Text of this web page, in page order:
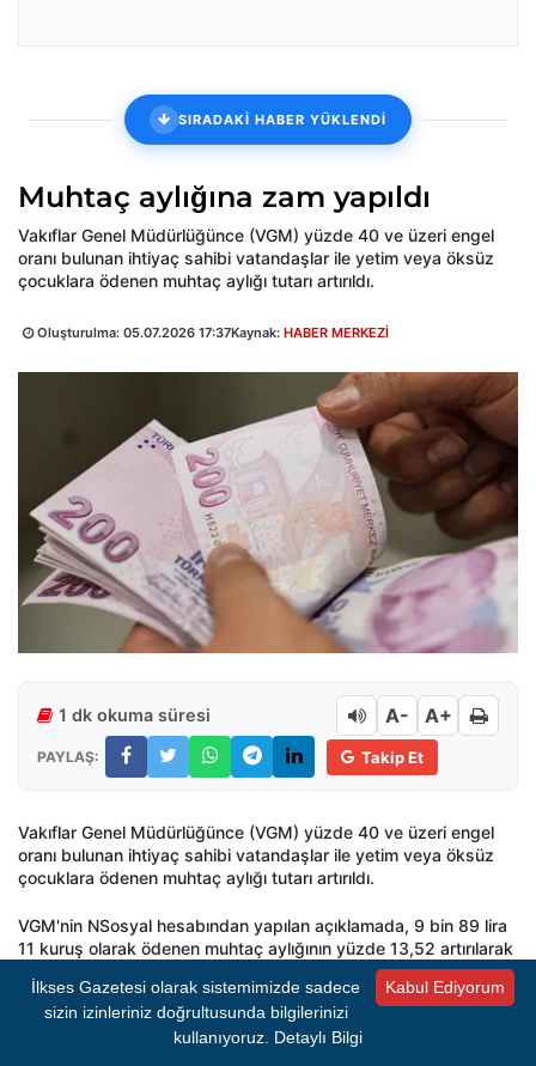
SIRADAKİ HABER YÜKLENDİ
Muhtaç aylığına zam yapıldı
Vakıflar Genel Müdürlüğünce (VGM) yüzde 40 ve üzeri engel
oranı bulunan ihtiyaç sahibi vatandaşlar ile yetim veya öksüz
çocuklara ödenen muhtaç aylığı tutarı artırıldı.
Oluşturulma: 05.07.2026 17:37Kaynak: HABER MERKEZİ
1 dk okuma süresi A- A+
PAYLAŞ: Takip Et
Vakıflar Genel Müdürlüğünce (VGM) yüzde 40 ve üzeri engel
oranı bulunan ihtiyaç sahibi vatandaşlar ile yetim veya öksüz
çocuklara ödenen muhtaç aylığı tutarı artırıldı.
VGM'nin NSosyal hesabından yapılan açıklamada, 9 bin 89 lira
11 kuruş olarak ödenen muhtaç aylığının yüzde 13,52 artırılarak
1 Temmuz'dan itibaren geçerli olmak üzere 10 bin 317 lira 96
kuruşa yükseltildiği belirtildi.
Halihazırda 7 bin 23 vatandaşın yararlandığı hizmette yeni
Kabul Ediyorum
İlkses Gazetesi olarak sistemimizde sadece
sizin izinleriniz doğrultusunda bilgilerinizi
kullanıyoruz. Detaylı Bilgi